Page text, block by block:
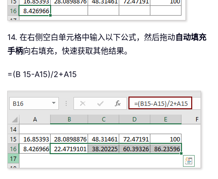
14. 在右侧空白单元格中输入以下公式，然后拖动自动填充
手柄向右填充，快速获取其他结果。
=(B 15-A15)/2+A15